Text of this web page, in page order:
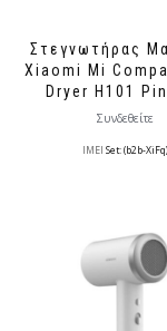
Στεγνωτήρας
Xiaomi Mi
Dryer H101
Συνδεθείτε
IMEI Set: (b2b-XiFq)